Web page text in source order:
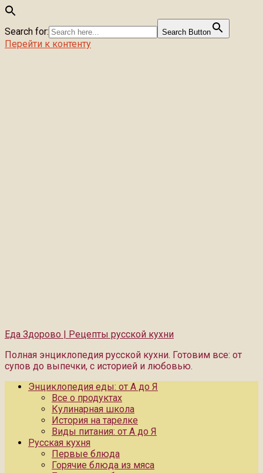
Search for: Search Button
Перейти к контенту
Еда Здорово | Рецепты русской кухни
Полная энциклопедия русской кухни. Готовим все: от
супов до выпечки, с историей и любовью.
Энциклопедия еды: от А до Я
Все о продуктах
Кулинарная школа
История на тарелке
Виды питания: от А до Я
Русская кухня
Первые блюда
Горячие блюда из мяса